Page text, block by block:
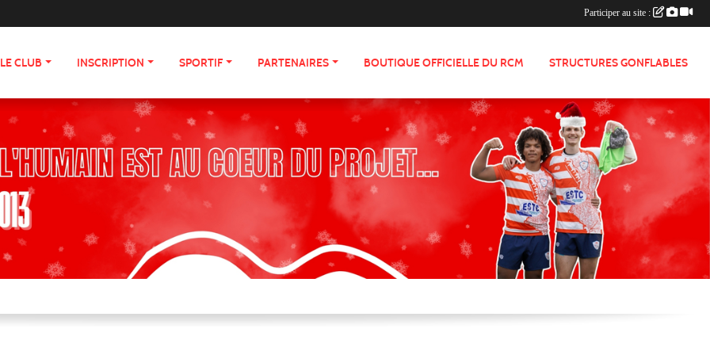
LE CLUB INSCRIPTION SPORTIF PARTENAIRES BOUTIQUE OFFICIELLE DU RCM STRUCTURES GONFLABLES
Participer au site :